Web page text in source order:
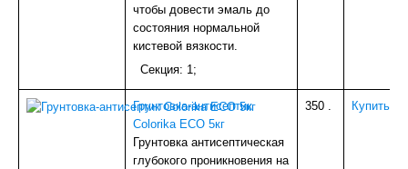
Тюбинги, ледянки
Наши ПРОЕКТЫ
чтобы довести эмаль до
состояния нормальной
кистевой вязкости.
Секция: 1;
Грунтовка-антисептик
Colorika ECO 5кг
Грунтовка антисептическая
глубокого проникновения на
350 . Купить